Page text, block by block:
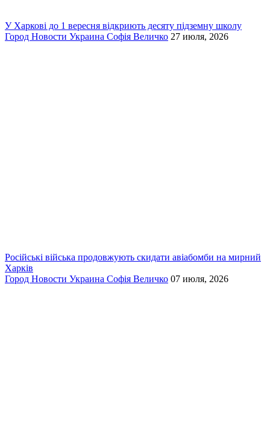
У Харкові до 1 вересня відкриють десяту підземну школу
Город Новости Украина Софія Величко 27 июля, 2026
Російські війська продовжують скидати авіабомби на мирний
Харків
Город Новости Украина Софія Величко 07 июля, 2026